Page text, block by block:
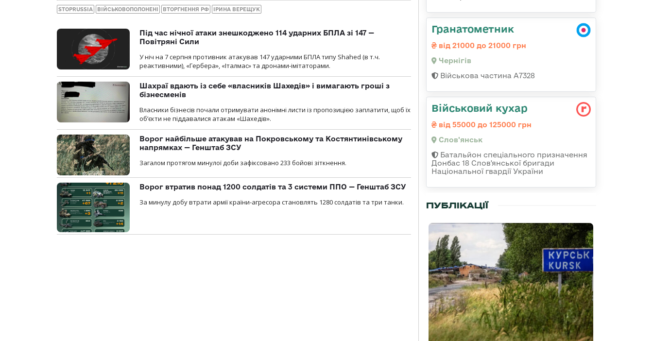
STOPRUSSIA ВІЙСЬКОВОПОЛОНЕНІ ВТОРГНЕННЯ РФ ІРИНА ВЕРЕЩУК
Під час нічної атаки знешкоджено 114 ударних БПЛА зі 147 —
Повітряні Сили
У ніч на 7 серпня противник атакував 147 ударними БПЛА типу Shahed (в т.ч.
реактивними), «Гербера», «Італмас» та дронами-імітаторами.
Шахраї вдають із себе «власників Шахедів» і вимагають гроші з
бізнесменів
Власники бізнесів почали отримувати анонімні листи із пропозицією заплатити, щоб їх
об’єкти не піддавалися атакам «Шахедів».
Ворог найбільше атакував на Покровському та Костянтинівському
напрямках — Генштаб ЗСУ
Загалом протягом минулої доби зафіксовано 233 бойові зіткнення.
Ворог втратив понад 1200 солдатів та 3 системи ППО — Генштаб ЗСУ
За минулу добу втрати армії країни-агресора становлять 1280 солдатів та три танки.
Гранатометник
від 21000 до 21000 грн
Чернігів
Військова частина А7328
Військовий кухар
від 55000 до 125000 грн
Слов'янськ
Батальйон спеціального призначення
Донбас 18 Слов'янської бригади
Національної гвардії України
ПУБЛІКАЦІЇ